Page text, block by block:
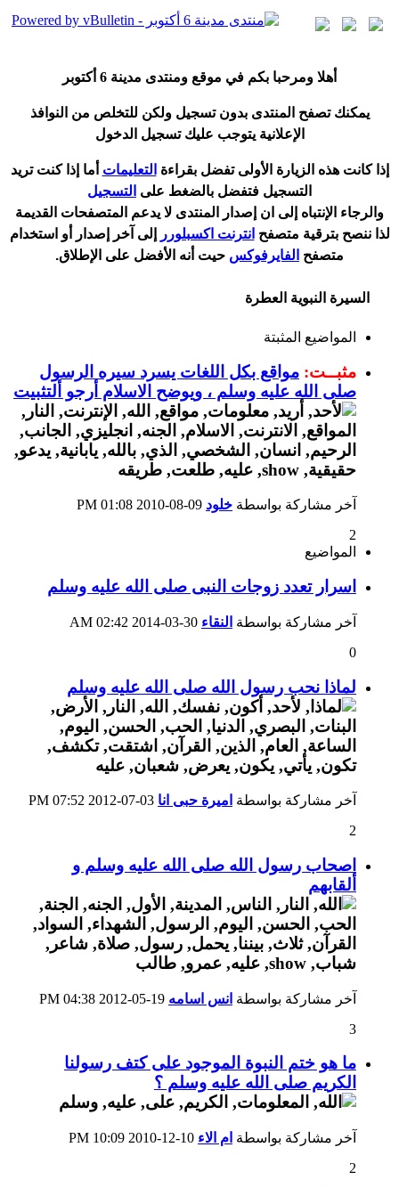
هلا ومرحبا بكم في موقع ومنتدى مدينة 6 أكتوبر
يمكنك تصفح المنتدى بدون تسجيل ولكن للتخلص من النوافذ
الإعلانية يتوجب عليك تسجيل الدخول
إذا كانت هذه الزيارة الأولى تفضل بقراءة التعليمات ما إذا كنت تريد
التسجيل فتفضل بالضغط على التسجيل
والرجاء الإنتباه إلى ان إصدار المنتدى لا يدعم المتصفحات القديمة
لذا ننصح بترقية متصفح انترنت اكسبلورر إلى آخر إصدار أو استخدام
متصفح الفايرفوكس حيت نه الأفضل على الإطلاق.
السيرة النبوية العطرة
المواضيع المثبتة
مثبــت: مواقع بكل اللغات يسرد سيره الرسول
صلى الله عليه وسلم ، ويوضح الاسلام أرجو ألتثبيت
آخر مشاركة بواسطة خلود
01:08 PM
2
المواضيع
اسرار تعدد زوجات النبى صلى الله عليه وسلم
آخر مشاركة بواسطة النقاء
02:42 AM
0
لماذا نحب رسول الله صلى الله عليه وسلم
آخر مشاركة بواسطة اميرة حبى انا
07:52 PM
2
اصحاب رسول الله صلى الله عليه وسلم و
ألقابهم
آخر مشاركة بواسطة انس اسامه
04:38 PM
3
ما هو ختم النبوة الموجود على كتف رسولنا
الكريم صلى الله عليه وسلم ؟
آخر مشاركة بواسطة ام الاء
10:09 PM
2